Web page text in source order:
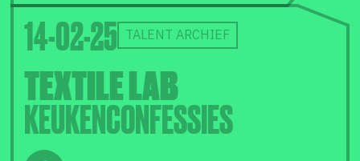
14-02-25 TALENT ARCHIEF
TEXTILE LAB
KEUKENCONFESSIES